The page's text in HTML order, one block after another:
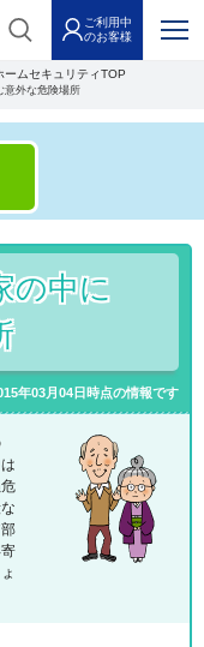
ご利用中
のお客様
ームセキュリティTOP
意外な危険場所
の中に
年03月04日時点の情報です